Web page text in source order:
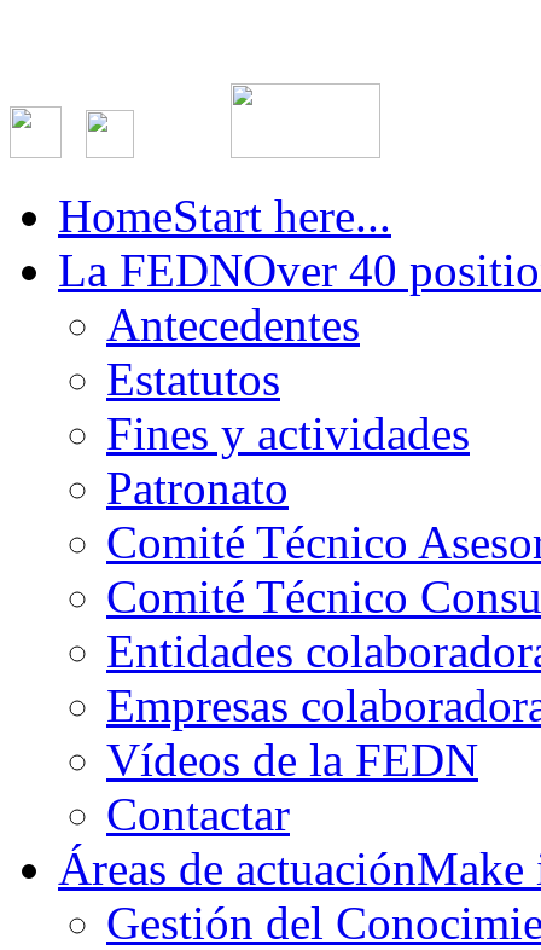
HomeStart here...
La FEDNOver 40
Antecedentes
Estatutos
Fines y actividades
Patronato
Comité Técnico
Comité Técnico
Entidades
Empresas
Vídeos de la FEDN
Contactar
Áreas de actuación
Gestión del